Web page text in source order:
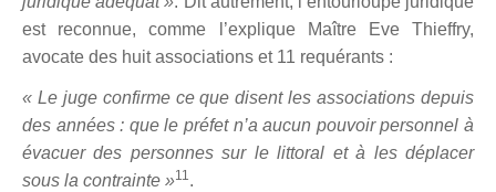
est reconnue, comme l’explique Maître Eve Thieffry,
avocate des huit associations et 11 requérants :
« Le juge confirme ce que disent les associations depuis
des années : que le préfet n’a aucun pouvoir personnel à
évacuer des personnes sur le littoral et à les déplacer
sous la contrainte »11.